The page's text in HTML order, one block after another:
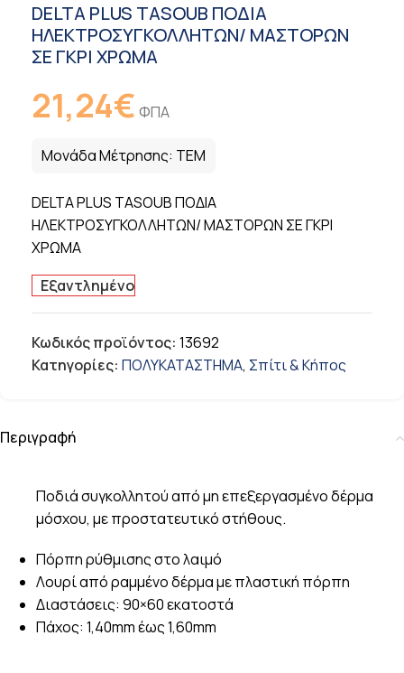
DELTA PLUS TASOUB ΠΟΔΙΑ
ΗΛΕΚΤΡΟΣΥΓΚΟΛΛΗΤΩΝ/ ΜΑΣΤΟΡΩΝ
ΣΕ ΓΚΡΙ ΧΡΩΜΑ
21,24€ ΦΠΑ
Μονάδα Μέτρησης: ΤΕΜ
DELTA PLUS TASOUB ΠΟΔΙΑ
ΗΛΕΚΤΡΟΣΥΓΚΟΛΛΗΤΩΝ/ ΜΑΣΤΟΡΩΝ ΣΕ ΓΚΡΙ
ΧΡΩΜΑ
Εξαντλημένο
Κωδικός προϊόντος: 13692
Κατηγορίες: ΠΟΛΥΚΑΤΑΣΤΗΜΑ, Σπίτι & Κήπος
Περιγραφή
Ποδιά συγκολλητού από μη επεξεργασμένο δέρμα
μόσχου, με προστατευτικό στήθους.
Πόρπη ρύθμισης στο λαιμό
Λουρί από ραμμένο δέρμα με πλαστική πόρπη
Διαστάσεις: 90×60 εκατοστά
Πάχος: 1,40mm έως 1,60mm